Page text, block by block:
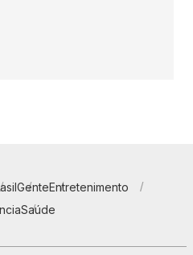
GenteEntretenimento
Saúde